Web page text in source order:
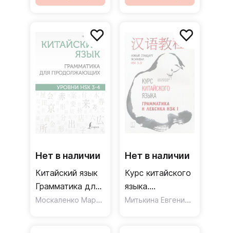
Нет в наличии
Китайский язык
Грамматика для
продолжающихМоскаленко Марина Владиславовна
Нет в наличии
Курс китайского
языка.
Грамматика и
Митькина Евгения Иосифовна